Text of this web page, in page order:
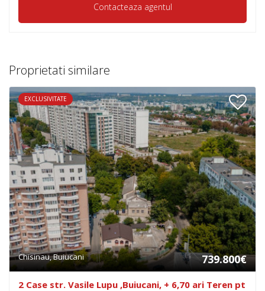
Proprietati similare
EXCLUSIVITATE
Chisinau, Buiucani 739.800€
2 Case str. Vasile Lupu ,Buiucani, + 6,70 ari Teren pt